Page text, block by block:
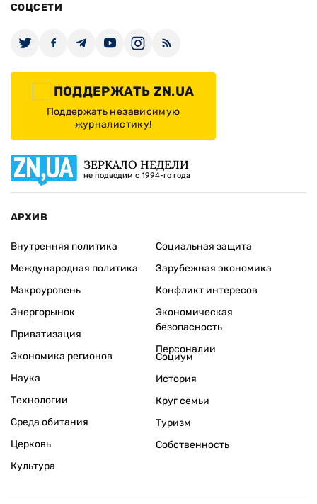
СОЦСЕТИ
ПОДДЕРЖАТЬ ZN.UA
Поддержать независимую
журналистику!
ЗЕРКАЛО НЕДЕЛИ
не подводим с 1994-го года
АРХИВ
Внутренняя политика
Международная политика
Макроуровень
Энергорынок
Приватизация
Экономика регионов
Социальная защита
Зарубежная экономика
Конфликт интересов
Экономическая
безопасность
Персоналии
Наука
Технологии
Среда обитания
Церковь
Культура
Социум
История
Круг семьи
Туризм
Собственность